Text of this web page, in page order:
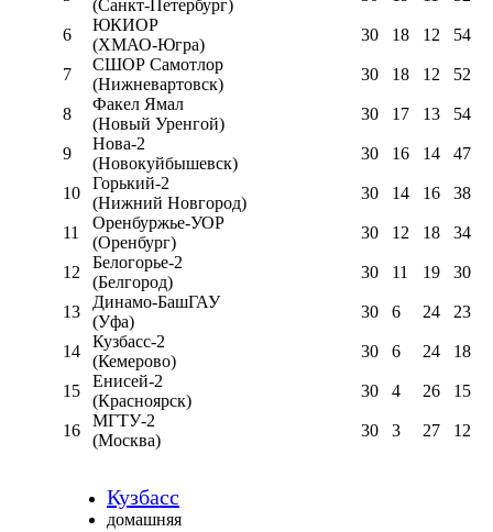
(Санкт-Петербург)
6
ЮКИОР
(ХМАО-Югра)
30 18 12 54
7
СШОР Самотлор
(Нижневартовск)
30 18 12 52
8
Факел Ямал
(Новый Уренгой)
30 17 13 54
9
Нова-2
(Новокуйбышевск)
30 16 14 47
10
Горький-2
(Нижний Новгород)
30 14 16 38
11
Оренбуржье-УОР
(Оренбург)
30 12 18 34
12
Белогорье-2
(Белгород)
30 11 19 30
13
Динамо-БашГАУ
(Уфа)
30 6 24 23
14
Кузбасс-2
(Кемерово)
30 6 24 18
15
Енисей-2
(Красноярск)
30 4 26 15
16
МГТУ-2
(Москва)
30 3 27 12
Кузбасс
домашняя